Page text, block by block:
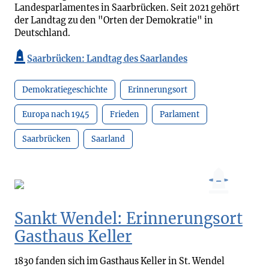
Landesparlamentes in Saarbrücken. Seit 2021 gehört
der Landtag zu den "Orten der Demokratie" in
Deutschland.
Saarbrücken: Landtag des Saarlandes
Demokratiegeschichte Erinnerungsort
Europa nach 1945 Frieden Parlament
Saarbrücken Saarland
Sankt Wendel: Erinnerungsort
Gasthaus Keller
1830 fanden sich im Gasthaus Keller in St. Wendel